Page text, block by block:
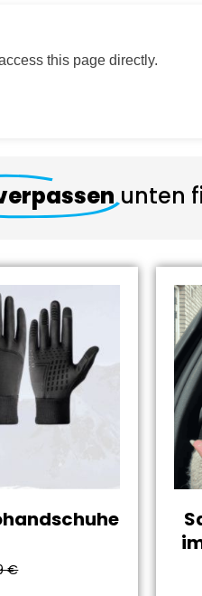
this page directly.
unten
€